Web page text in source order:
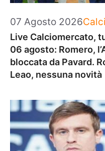
07 Agosto 2026
Live Calciomercato,
06 agosto: Romero,
bloccata da Pavard.
Leao, nessuna novità